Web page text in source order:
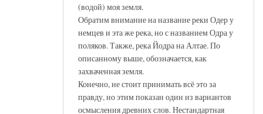
(водой) моя земля.
Обратим внимание на название реки Одер у
немцев и эта же река, но с названием Одра у
поляков. Также, река Йодра на Алтае. По
описанному выше, обозначается, как
захваченная земля.
Конечно, не стоит принимать всё это за
правду, но этим показан один из вариантов
осмысления древних слов. Нестандартная